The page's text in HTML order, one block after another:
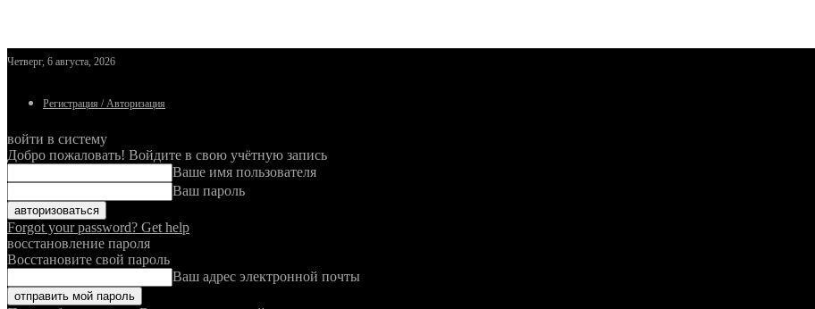
Четверг, 6 августа, 2026
Регистрация / Авторизация
войти в систему
Добро пожаловать! Войдите в свою учётную запись
Ваше имя пользователя
Ваш пароль
Forgot your password? Get help
восстановление пароля
Восстановите свой пароль
Ваш адрес электронной почты